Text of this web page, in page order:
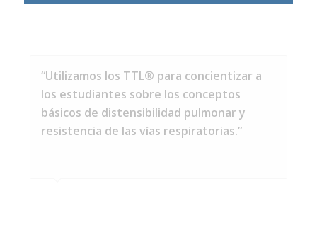
“Utilizamos los TTL® para concientizar a
los estudiantes sobre los conceptos
básicos de distensibilidad pulmonar y
resistencia de las vías respiratorias.”
“Los pulmones de Michigan Instruments
son herramientas increíblemente útiles.”